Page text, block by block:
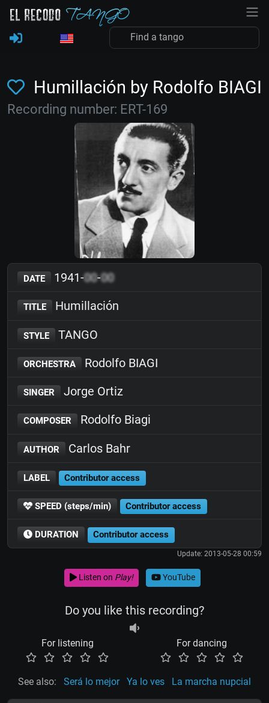
Humillación by Rodolfo BIAGI
Recording number: ERT-169
DATE 1941-00-00
TITLE Humillación
STYLE TANGO
ORCHESTRA Rodolfo BIAGI
SINGER Jorge Ortiz
COMPOSER Rodolfo Biagi
AUTHOR Carlos Bahr
LABEL Contributor access
SPEED (steps/min) Contributor access
DURATION Contributor access
Update: 2013-05-28 00:59
Listen on Play! YouTube
Do you like this recording?
For listening For dancing
See also: Será lo mejor Ya lo ves La marcha nupcial